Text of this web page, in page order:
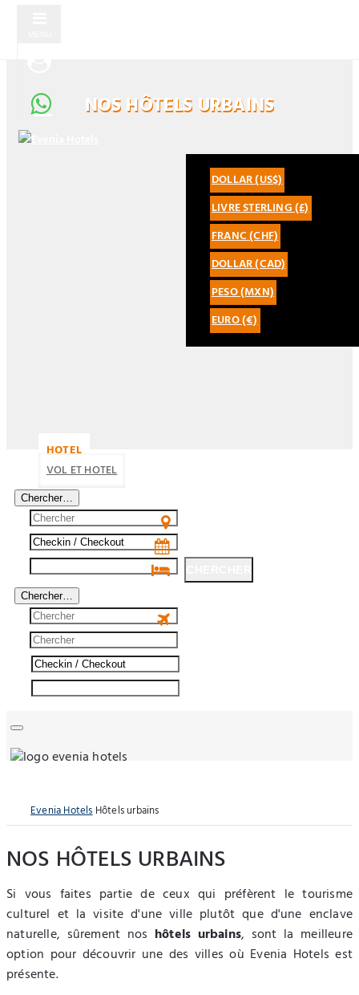
S'IDENTIFIER
ENREGISTREMENT
…
FRANCE
+33 975 128 026
BELGIQUE
+32 280 862 92
ESPAÑOL
FRANÇAIS
ENGLISH
CATALÀ
LATAM
DOLLAR (US$)
LIVRE STERLING (£)
FRANC (CHF)
DOLLAR (CAD)
PESO (MXN)
EURO (€)
NOS HÔTELS URBAINS
HOTEL
VOL ET HOTEL
Chercher…
Chercher…
Evenia Hotels Hôtels urbains
NOS HÔTELS URBAINS
Si vous faites partie de ceux qui préfèrent le tourisme
culturel et la visite d'une ville plutôt que d'une enclave
naturelle, sûrement nos hôtels urbains, sont la meilleure
option pour découvrir une des villes où Evenia Hotels est
présente.